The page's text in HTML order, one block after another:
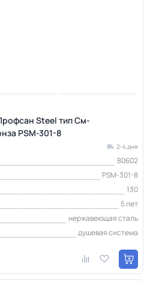
Steel тип См-
PSM-301-8
2-4 дня
80602
PSM-301-8
130
5 лет
нержавеющая сталь
душевая система